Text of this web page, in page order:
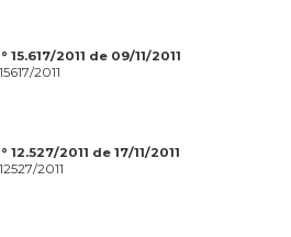
2011 de 09/11/2011
/2011
2011 de 17/11/2011
/2011